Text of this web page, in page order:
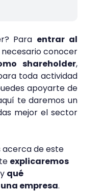
Para entrar al
necesario conocer
shareholder,
toda actividad
apoyarte de
te daremos un
mejor el sector
acerca de este
explicaremos
y qué
empresa.